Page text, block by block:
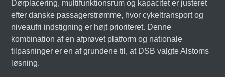
Dørplacering, multifunktionsrum og kapacitet er justeret
efter danske passagerstrømme, hvor cykeltransport og
niveaufri indstigning er højt prioriteret. Denne
kombination af en afprøvet platform og nationale
tilpasninger er en af grundene til, at DSB valgte Alstoms
løsning.